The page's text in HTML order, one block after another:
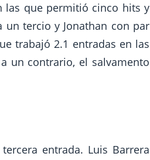
que permitió cinco hits y
un tercio y Jonathan con par
trabajó 2.1 entradas en las
un contrario, el salvamento
entrada. Luis Barrera